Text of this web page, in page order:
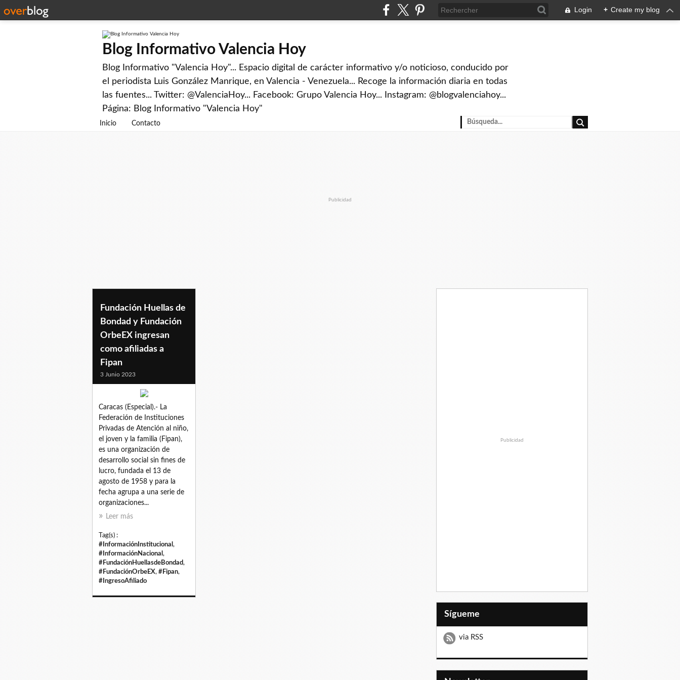
Login + Create my blog
Blog Informativo Valencia Hoy
Blog Informativo "Valencia Hoy"... Espacio digital de carácter informativo y/o noticioso, conducido por
el periodista Luis González Manrique, en Valencia - Venezuela... Recoge la información diaria en todas
las fuentes... Twitter: @ValenciaHoy... Facebook: Grupo Valencia Hoy... Instagram: @blogvalenciahoy...
Página: Blog Informativo "Valencia Hoy"
Inicio Contacto
Publicidad
ingresoafiliado
Fundación Huellas de
Bondad y Fundación
OrbeEX ingresan
como afiliadas a
Fipan
3 Junio 2023
Caracas (Especial).- La
Federación de Instituciones
Privadas de Atención al niño,
el joven y la familia (Fipan),
es una organización de
desarrollo social sin fines de
lucro, fundada el 13 de
agosto de 1958 y para la
fecha agrupa a una serie de
organizaciones...
Leer más
Tag(s) :
#InformaciónInstitucional ,
#InformaciónNacional ,
#FundaciónHuellasdeBondad,
#FundaciónOrbeEX, #Fipan,
#IngresoAfiliado
Publicidad
Sígueme
via RSS